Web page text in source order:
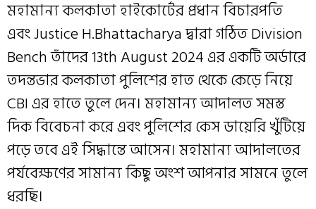
মহামান্য কলকাতা হাইকোর্টের প্রধান বিচারপতি
এবং Justice H.Bhattacharya দ্বারা গঠিত Division
Bench তাঁদের 13th August 2024 এর একটি অর্ডারে
তদন্তভার কলকাতা পুলিশের হাত থেকে কেড়ে নিয়ে
CBI এর হাতে তুলে দেন। মহামান্য আদালত সমস্ত
দিক বিবেচনা করে এবং পুলিশের কেস ডায়েরি খুঁটিয়ে
পড়ে তবে এই সিদ্ধান্তে আসেন। মহামান্য আদালতের
পর্যবেক্ষণের সামান্য কিছু অংশ আপনার সামনে তুলে
ধরছি।